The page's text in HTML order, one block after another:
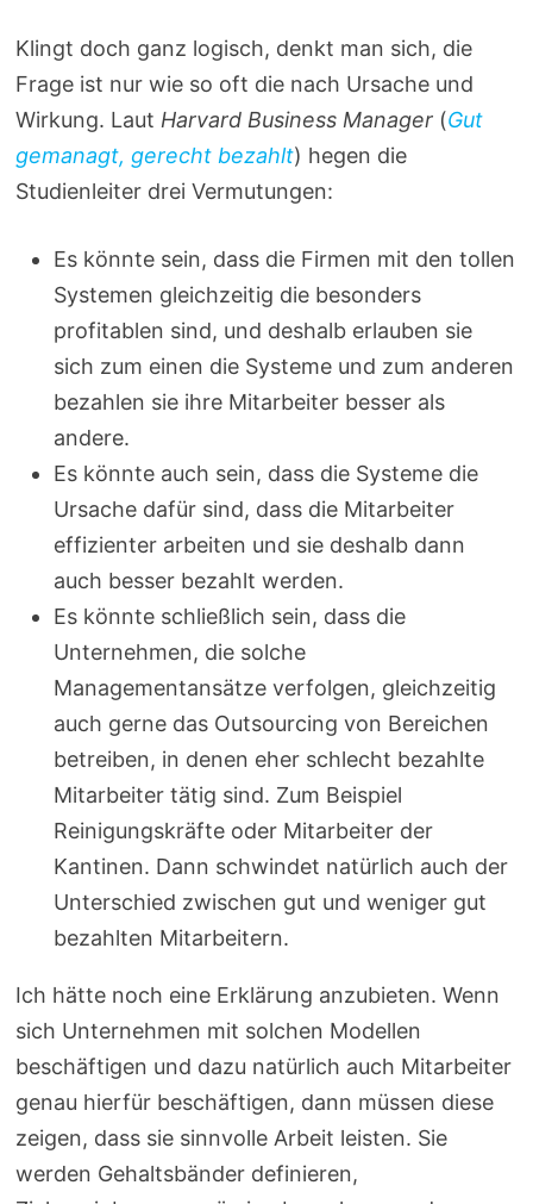
Klingt doch ganz logisch, denkt man sich, die
Frage ist nur wie so oft die nach Ursache und
Wirkung. Laut Harvard Business Manager (Gut
gemanagt, gerecht bezahlt) hegen die
Studienleiter drei Vermutungen:
Es könnte sein, dass die Firmen mit den tollen
Systemen gleichzeitig die besonders
profitablen sind, und deshalb erlauben sie
sich zum einen die Systeme und zum anderen
bezahlen sie ihre Mitarbeiter besser als
andere.
Es könnte auch sein, dass die Systeme die
Ursache dafür sind, dass die Mitarbeiter
effizienter arbeiten und sie deshalb dann
auch besser bezahlt werden.
Es könnte schließlich sein, dass die
Unternehmen, die solche
Managementansätze verfolgen, gleichzeitig
auch gerne das Outsourcing von Bereichen
betreiben, in denen eher schlecht bezahlte
Mitarbeiter tätig sind. Zum Beispiel
Reinigungskräfte oder Mitarbeiter der
Kantinen. Dann schwindet natürlich auch der
Unterschied zwischen gut und weniger gut
bezahlten Mitarbeitern.
Ich hätte noch eine Erklärung anzubieten. Wenn
sich Unternehmen mit solchen Modellen
beschäftigen und dazu natürlich auch Mitarbeiter
genau hierfür beschäftigen, dann müssen diese
zeigen, dass sie sinnvolle Arbeit leisten. Sie
werden Gehaltsbänder definieren,